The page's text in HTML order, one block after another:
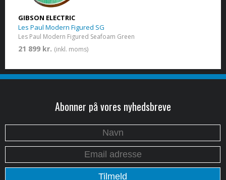
GIBSON ELECTRIC
Les Paul Modern Figured SG
Les Paul Modern Figured Seafoam Green
21 899 kr. (inkl. moms)
Abonner på vores nyhedsbreve